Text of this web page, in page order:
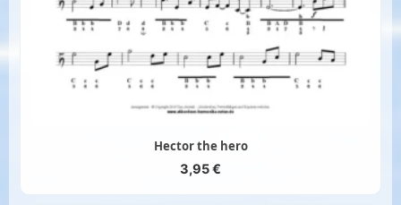
Hector the hero
3,95€